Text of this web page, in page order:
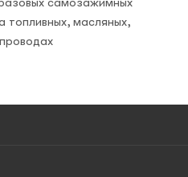
топливных, масляных,